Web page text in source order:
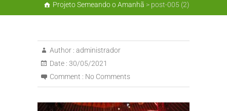
Projeto Semeando o Amanhã > post-005 (2)
Author : administrador
Date : 30/05/2021
Comment : No Comments